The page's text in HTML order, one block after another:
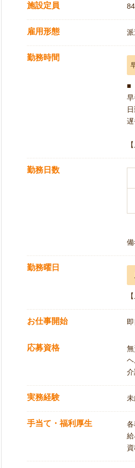
施設定員
雇用形態
勤務時間
■
勤務日数
勤務曜日
お仕事開始
応募資格
実務経験
手当て・福利厚生